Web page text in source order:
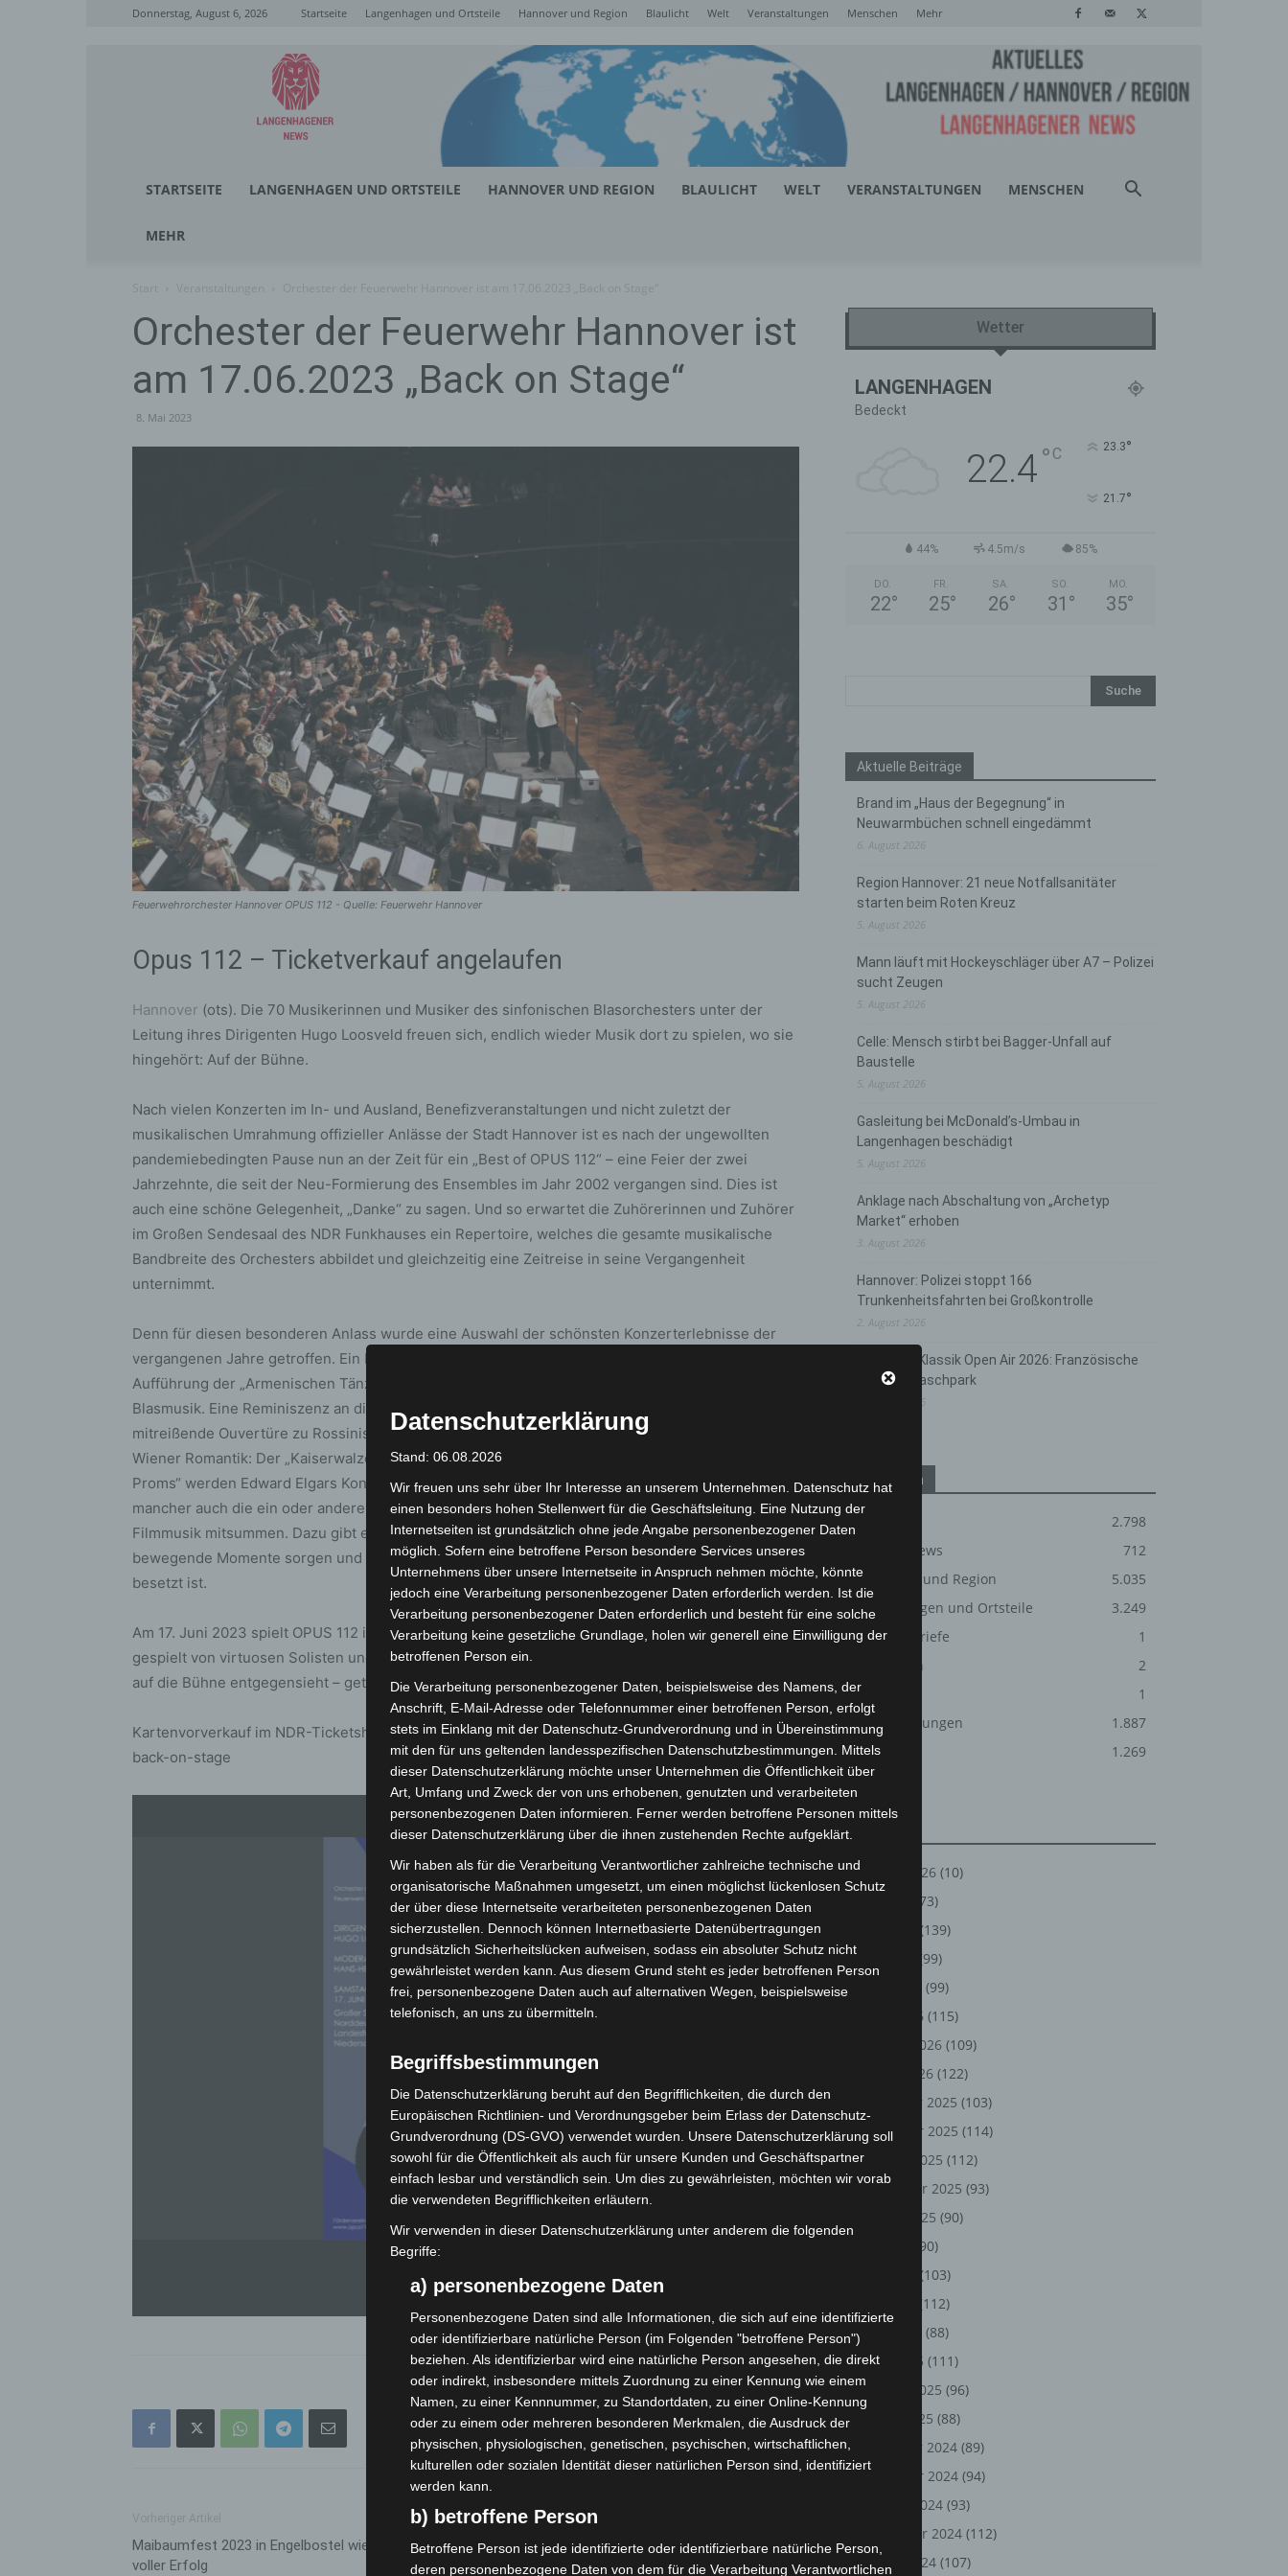
Donnerstag, August 6, 2026 Startseite Langenhagen und Ortsteile Hannover und Region Blaulicht Welt Veranstaltungen Menschen Mehr
Langenhagener
News
STARTSEITE LANGENHAGEN UND ORTSTEILE HANNOVER UND REGION BLAULICHT WELT VERANSTALTUNGEN MENSCHEN
MEHR
Orchester der Feuerwehr Hannover ist
am 17.06.2023 „Back on Stage“
8. Mai 2023
Feuerwehrorchester Hannover OPUS 112 - Quelle: Feuerwehr Hannover
Opus 112 – Ticketverkauf angelaufen
Hannover (ots). Die 70 Musikerinnen und Musiker des sinfonischen Blasorchesters unter der
Leitung ihres Dirigenten Hugo Loosveld freuen sich, endlich wieder Musik dort zu spielen, wo sie
hingehört: Auf der Bühne.
Nach vielen Konzerten im In- und Ausland, Benefizveranstaltungen und nicht zuletzt der
musikalischen Umrahmung offizieller Anlässe der Stadt Hannover ist es nach der ungewollten
pandemiebedingten Pause nun an der Zeit für ein „Best of OPUS 112“ – eine Feier der zwei
Jahrzehnte, die seit der Neu-Formierung des Ensembles im Jahr 2002 vergangen sind. Dies ist
auch eine schöne Gelegenheit, „Danke“ zu sagen. Und so erwartet die Zuhörerinnen und Zuhörer
im Großen Sendesaal des NDR Funkhauses ein Repertoire, welches die gesamte musikalische
Bandbreite des Orchesters abbildet und gleichzeitig eine Zeitreise in seine Vergangenheit
unternimmt.
Denn für diesen besonderen Anlass wurde eine Auswahl der schönsten Konzerterlebnisse der
vergangenen Jahre getroffen. Ein besonderes Highlight für Orchester und Publikum ist dabei die
Aufführung der „Armenischen Tänze“ von Alfred Reed, einem Meisterwerk der sinfonischen
Blasmusik. Eine Reminiszenz an die erfolgreichen Konzertreisen durch China sind die
mitreißende Ouvertüre zu Rossinis Oper „Der Barbier von Sevilla“ sowie das Aushängeschild der
Wiener Romantik: Der „Kaiserwalzer“ von Johann Strauss. Fans der britischen „Night of the
Proms“ werden Edward Elgars Konzertmarsch „Pomp and Circumstance“ wiedererkennen und so
mancher auch die ein oder andere bekannte Melodie aus der Welt des Musicals und der
Filmmusik mitsummen. Dazu gibt es viele beliebte Klassiker, die für unterhaltsame und
bewegende Momente sorgen und das Programm so vielfältig machen, wie auch das Orchester
besetzt ist.
Am 17. Juni 2023 spielt OPUS 112 in Hannover ein Konzert, prall gefüllt mit mitreißender Musik,
gespielt von virtuosen Solisten und einem Orchester, welches voller Vorfreude seiner Rückkehr
auf die Bühne entgegensieht – getreu seinem Motto „Music at its Best“.
Kartenvorverkauf im NDR-Ticketshop: https://www.ndrticketshop.de/klassik-jazz/2201-opus-112-
back-on-stage
1von 1
Plakat zum Jubiläumskonzert von OPUS 112 - Quelle: Feuerwehr Hannover
Maibaumfest 2023 in Engelbostel wieder ein
voller Erfolg
Sparkasse Hannover feiert mit viel Musik 200-
jähriges Jubiläum in Langenhagen
Wetter
LANGENHAGEN
Bedeckt
22.4° C 23.3°
21.7°
44% 4.5m/s 85%
DO.
22°
FR.
25°
SA.
26°
SO.
31 °
MO.
35°
Aktuelle Beiträge
Brand im „Haus der Begegnung“ in
Neuwarmbüchen schnell eingedämmt
6. August 2026
Region Hannover: 21 neue Notfallsanitäter
starten beim Roten Kreuz
5. August 2026
Mann läuft mit Hockeyschläger über A7 – Polizei
sucht Zeugen
5. August 2026
Celle: Mensch stirbt bei Bagger-Unfall auf
Baustelle
5. August 2026
Gasleitung bei McDonald’s-Umbau in
Langenhagen beschädigt
5. August 2026
Anklage nach Abschaltung von „Archetyp
Market“ erhoben
3. August 2026
Hannover: Polizei stoppt 166
Trunkenheitsfahrten bei Großkontrolle
2. August 2026
Hannover Klassik Open Air 2026: Französische
Oper im Maschpark
Kategorien
2.798
Corona-News
712
Hannover und Region
5.035
Langenhagen und Ortsteile
3.249
Leserbriefe
1
Menschen
2
Über uns
1
Veranstaltungen
1.887
Welt
1.269
August 2026 (10)
(73)
(139)
(99)
(99)
März 2026 (115)
Februar 2026 (109)
Januar 2026 (122)
Dezember 2025 (103)
November 2025 (114)
Oktober 2025 (112)
September 2025 (93)
August 2025 (90)
(90)
(103)
(112)
April 2025
(88)
März 2025 (111)
Februar 2025 (96)
Januar 2025 (88)
Dezember 2024 (89)
November 2024 (94)
Oktober 2024 (93)
September 2024 (112)
August 2024 (107)
Datenschutzerklärung
Stand: 06.08.2026
Wir freuen uns sehr über Ihr Interesse an unserem Unternehmen. Datenschutz hat
einen besonders hohen Stellenwert für die Geschäftsleitung. Eine Nutzung der
Internetseiten ist grundsätzlich ohne jede Angabe personenbezogener Daten
möglich. Sofern eine betroffene Person besondere Services unseres
Unternehmens über unsere Internetseite in Anspruch nehmen möchte, könnte
jedoch eine Verarbeitung personenbezogener Daten erforderlich werden. Ist die
Verarbeitung personenbezogener Daten erforderlich und besteht für eine solche
Verarbeitung keine gesetzliche Grundlage, holen wir generell eine Einwilligung der
betroffenen Person ein.
Die Verarbeitung personenbezogener Daten, beispielsweise des Namens, der
Anschrift, E-Mail-Adresse oder Telefonnummer einer betroffenen Person, erfolgt
stets im Einklang mit der Datenschutz-Grundverordnung und in Übereinstimmung
mit den für uns geltenden landesspezifischen Datenschutzbestimmungen. Mittels
dieser Datenschutzerklärung möchte unser Unternehmen die Öffentlichkeit über
Art, Umfang und Zweck der von uns erhobenen, genutzten und verarbeiteten
personenbezogenen Daten informieren. Ferner werden betroffene Personen mittels
dieser Datenschutzerklärung über die ihnen zustehenden Rechte aufgeklärt.
Wir haben als für die Verarbeitung Verantwortlicher zahlreiche technische und
organisatorische Maßnahmen umgesetzt, um einen möglichst lückenlosen Schutz
der über diese Internetseite verarbeiteten personenbezogenen Daten
sicherzustellen. Dennoch können Internetbasierte Datenübertragungen
grundsätzlich Sicherheitslücken aufweisen, sodass ein absoluter Schutz nicht
gewährleistet werden kann. Aus diesem Grund steht es jeder betroffenen Person
frei, personenbezogene Daten auch auf alternativen Wegen, beispielsweise
telefonisch, an uns zu übermitteln.
Begriffsbestimmungen
Die Datenschutzerklärung beruht auf den Begrifflichkeiten, die durch den
Europäischen Richtlinien- und Verordnungsgeber beim Erlass der Datenschutz-
Grundverordnung (DS-GVO) verwendet wurden. Unsere Datenschutzerklärung soll
sowohl für die Öffentlichkeit als auch für unsere Kunden und Geschäftspartner
einfach lesbar und verständlich sein. Um dies zu gewährleisten, möchten wir vorab
die verwendeten Begrifflichkeiten erläutern.
Wir verwenden in dieser Datenschutzerklärung unter anderem die folgenden
Begriffe:
a) personenbezogene Daten
Personenbezogene Daten sind alle Informationen, die sich auf eine identifizierte
oder identifizierbare natürliche Person (im Folgenden "betroffene Person")
beziehen. Als identifizierbar wird eine natürliche Person angesehen, die direkt
oder indirekt, insbesondere mittels Zuordnung zu einer Kennung wie einem
Namen, zu einer Kennnummer, zu Standortdaten, zu einer Online-Kennung
oder zu einem oder mehreren besonderen Merkmalen, die Ausdruck der
physischen, physiologischen, genetischen, psychischen, wirtschaftlichen,
kulturellen oder sozialen Identität dieser natürlichen Person sind, identifiziert
werden kann.
b) betroffene Person
Betroffene Person ist jede identifizierte oder identifizierbare natürliche Person,
deren personenbezogene Daten von dem für die Verarbeitung Verantwortlichen